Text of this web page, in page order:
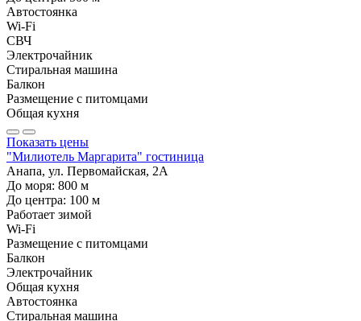
Автостоянка
Wi-Fi
СВЧ
Электрочайник
Стиральная машина
Балкон
Размещение с питомцами
Общая кухня
Показать цены
"Милиотель Маргарита" гостиница
Анапа, ул. Первомайская, 2А
До моря: 800 м
До центра: 100 м
Работает зимой
Wi-Fi
Размещение с питомцами
Балкон
Электрочайник
Общая кухня
Автостоянка
Стиральная машина